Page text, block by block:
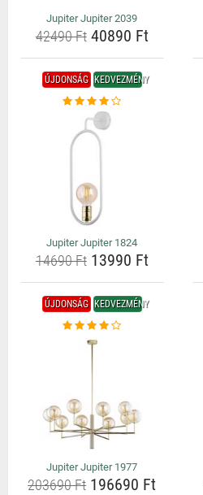
Jupiter Jupiter 2039
42490 Ft40890 Ft
ÚJDONSÁG KEDVEZMÉNY
Jupiter Jupiter 1824
14690 Ft13990 Ft
ÚJDONSÁG KEDVEZMÉNY
Jupiter Jupiter 1977
203690 Ft196690 Ft